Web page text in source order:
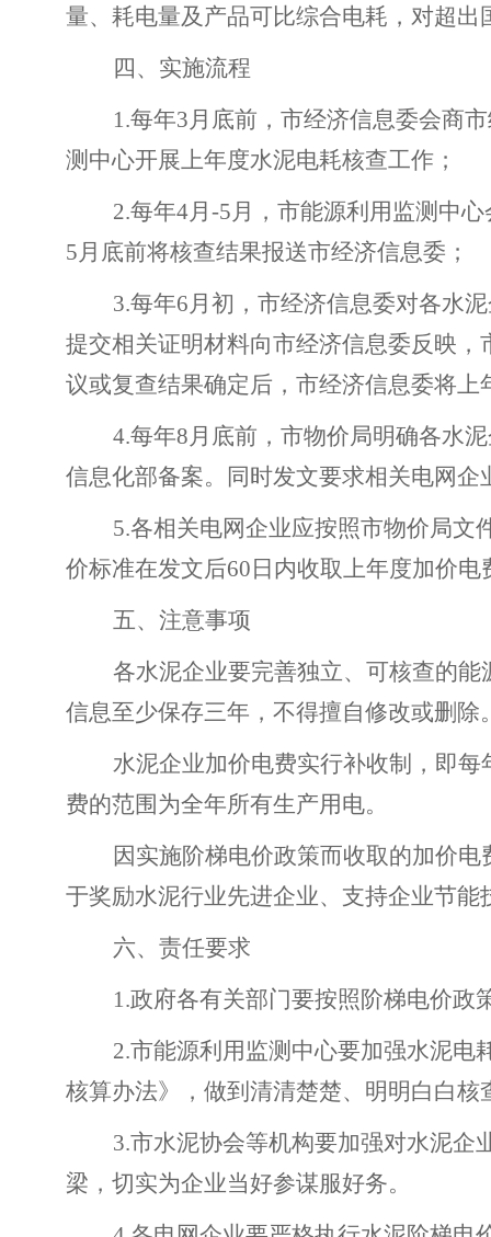
量、耗电量及产品可比综合电耗，对超
四、实施流程
1.每年3月底前，市经济信息委会商
测中心开展上年度水泥电耗核查工作；
2.每年4月-5月，市能源利用监测中
5月底前将核查结果报送市经济信息委；
3.每年6月初，市经济信息委对各水
提交相关证明材料向市经济信息委反映
议或复查结果确定后，市经济信息委将
4.每年8月底前，市物价局明确各水
信息化部备案。同时发文要求相关电网
5.各相关电网企业应按照市物价局文
价标准在发文后60日内收取上年度加价电
五、注意事项
各水泥企业要完善独立、可核查的
信息至少保存三年，不得擅自修改或删除
水泥企业加价电费实行补收制，即
费的范围为全年所有生产用电。
因实施阶梯电价政策而收取的加价
于奖励水泥行业先进企业、支持企业节能
六、责任要求
1.政府各有关部门要按照阶梯电价政
2.市能源利用监测中心要加强水泥电
核算办法》，做到清清楚楚、明明白白核
3.市水泥协会等机构要加强对水泥企
梁，切实为企业当好参谋服好务。